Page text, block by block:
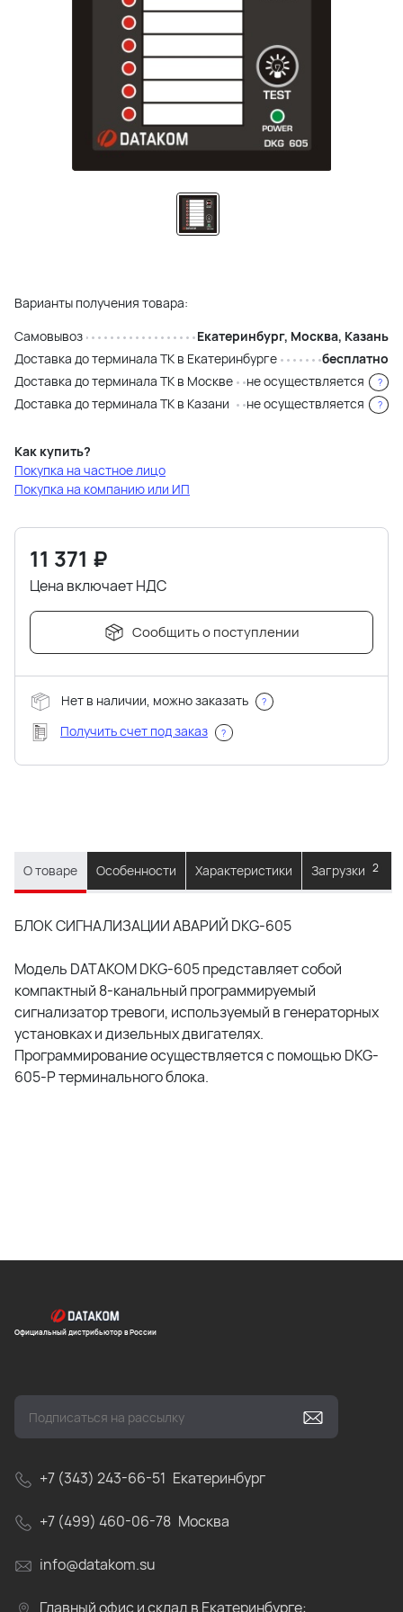
Варианты получения товара:
Самовывоз
Екатеринбург, Москва, Казань
Доставка до терминала ТК в Екатеринбурге
бесплатно
Доставка до терминала ТК в Москве
не осуществляется ?
Доставка до терминала ТК в Казани не осуществляется ?
Как купить?
Покупка на частное лицо
Покупка на компанию или ИП
11 371 ₽
Цена включает НДС
Сообщить о поступлении
Нет в наличии, можно заказать ?
Получить счет под заказ ?
О товаре Особенности Характеристики Загрузки 2
БЛОК СИГНАЛИЗАЦИИ АВАРИЙ DKG-605
Модель DATAKOM DKG-605 представляет собой
компактный 8-канальный программируемый
сигнализатор тревоги, используемый в генераторных
установках и дизельных двигателях.
Программирование осуществляется с помощью DKG-
605-P терминального блока.
Официальный дистрибьютор в России
+7 (343) 243-66-51 Екатеринбург
+7 (499) 460-06-78 Москва
info@datakom.su
Главный офис и склад в Екатеринбурге: